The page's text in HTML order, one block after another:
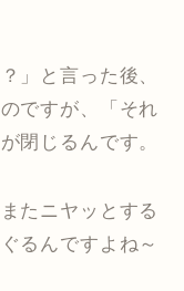
」と言った後、
ですが、「それ
閉じるんです。
たニヤッとする
るんですよね～